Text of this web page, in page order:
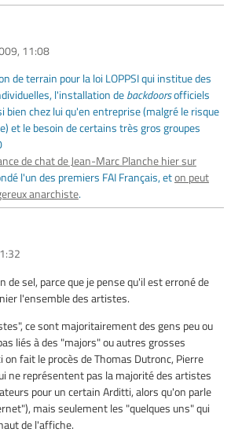
11:08
de terrain pour la loi LOPPSI qui institue des
l'installation debackdoorsofficiels
bien chez lui qu'en entreprise (malgré le risque
et le besoin de certains très gros groupes
de chat de Jean-Marc Planche hier sur
l'un des premiers FAI Français, eton peut
anarchiste.
de sel, parce que je pense qu'il est erroné de
l'ensemble des artistes.
ce sont majoritairement des gens peu ou
liés à des "majors" ou autres grosses
on fait le procès de Thomas Dutronc, Pierre
ne représentent pas la majorité des artistes
pour un certain Arditti, alors qu'on parle
mais seulement les "quelques uns" qui
de l'affiche.